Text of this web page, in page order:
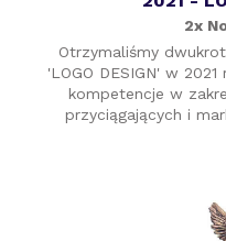
2x
Otrzymaliśmy
'LOGO DESIGN' w
kompetencje w
przyciągających i